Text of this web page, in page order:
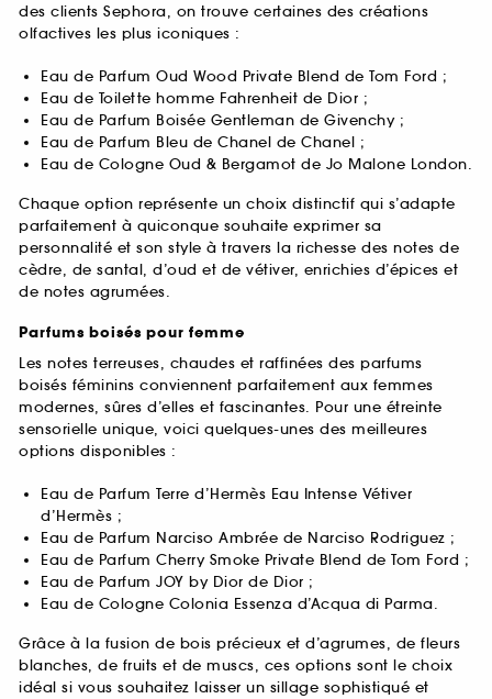
des clients Sephora, on trouve certaines des créations
olfactives les plus iconiques :
Eau de Parfum Oud Wood Private Blend de Tom Ford ;
Eau de Toilette homme Fahrenheit de Dior ;
Eau de Parfum Boisée Gentleman de Givenchy ;
Eau de Parfum Bleu de Chanel de Chanel ;
Eau de Cologne Oud & Bergamot de Jo Malone London.
Chaque option représente un choix distinctif qui s’adapte
parfaitement à quiconque souhaite exprimer sa
personnalité et son style à travers la richesse des notes de
cèdre, de santal, d’oud et de vétiver, enrichies d’épices et
de notes agrumées.
Parfums boisés pour femme
Les notes terreuses, chaudes et raffinées des parfums
boisés féminins conviennent parfaitement aux femmes
modernes, sûres d’elles et fascinantes. Pour une étreinte
sensorielle unique, voici quelques-unes des meilleures
options disponibles :
Eau de Parfum Terre d’Hermès Eau Intense Vétiver
d’Hermès ;
Eau de Parfum Narciso Ambrée de Narciso Rodriguez ;
Eau de Parfum Cherry Smoke Private Blend de Tom Ford ;
Eau de Parfum JOY by Dior de Dior ;
Eau de Cologne Colonia Essenza d’Acqua di Parma.
Grâce à la fusion de bois précieux et d’agrumes, de fleurs
blanches, de fruits et de muscs, ces options sont le choix
idéal si vous souhaitez laisser un sillage sophistiqué et